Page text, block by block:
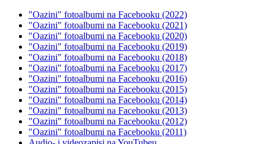
"Oazini" fotoalbumi na Facebooku (2022)
"Oazini" fotoalbumi na Facebooku (2021)
"Oazini" fotoalbumi na Facebooku (2020)
"Oazini" fotoalbumi na Facebooku (2019)
"Oazini" fotoalbumi na Facebooku (2018)
"Oazini" fotoalbumi na Facebooku (2017)
"Oazini" fotoalbumi na Facebooku (2016)
"Oazini" fotoalbumi na Facebooku (2015)
"Oazini" fotoalbumi na Facebooku (2014)
"Oazini" fotoalbumi na Facebooku (2013)
"Oazini" fotoalbumi na Facebooku (2012)
"Oazini" fotoalbumi na Facebooku (2011)